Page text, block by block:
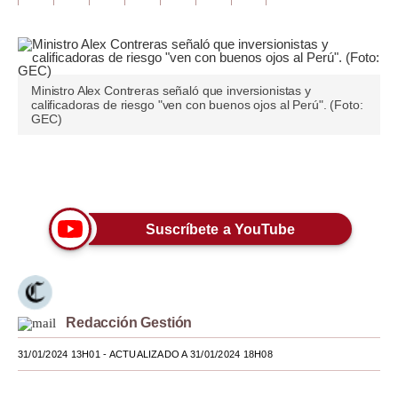
Plus G
Opinión
Editorial
Tendencias
Viajes
Moda
Estilos
Ministro Alex Contreras señaló que inversionistas y
calificadoras de riesgo "ven con buenos ojos al Perú". (Foto:
GEC)
Suscríbete a YouTube
Redacción Gestión
31/01/2024 13H01 - ACTUALIZADO A 31/01/2024 18H08